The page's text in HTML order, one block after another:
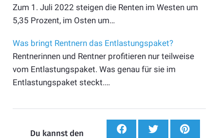
Zum 1. Juli 2022 steigen die Renten im Westen um
5,35 Prozent, im Osten um…
Was bringt Rentnern das Entlastungspaket?
Rentnerinnen und Rentner profitieren nur teilweise
vom Entlastungspaket. Was genau für sie im
Entlastungspaket steckt.…
Du kannst den